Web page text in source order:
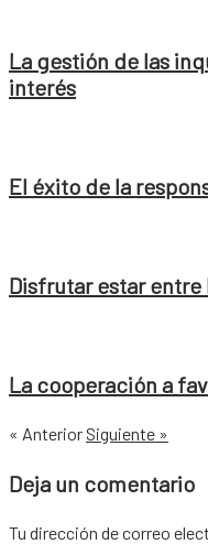
La gestión de las
interés
El éxito de la
Disfrutar estar entre
La cooperación a
« Anterior Siguiente »
Deja un comentario
Tu dirección de correo